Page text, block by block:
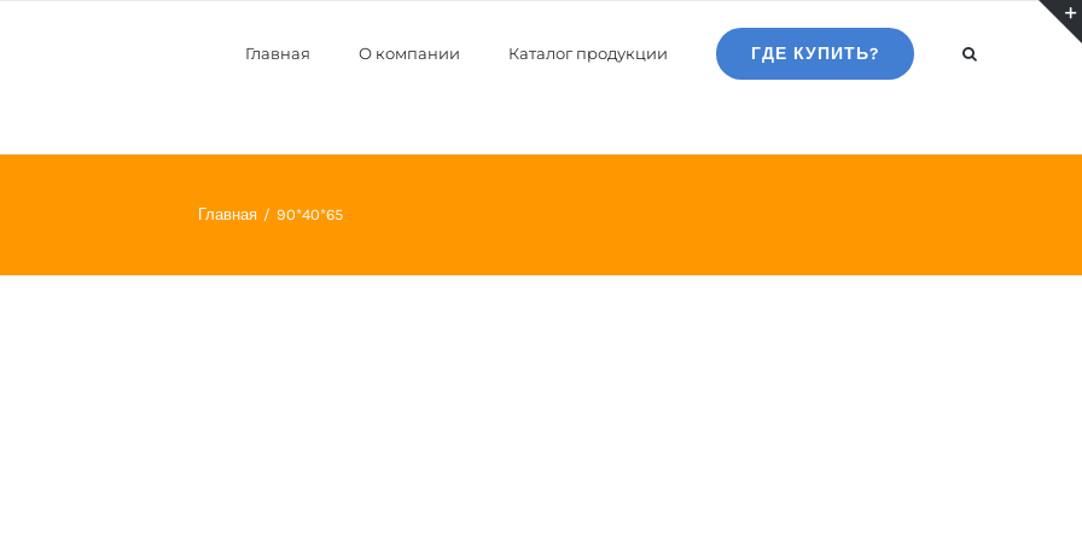
Главная О компании Каталог продукции ГДЕ КУПИТЬ?
Главная 90*40*65